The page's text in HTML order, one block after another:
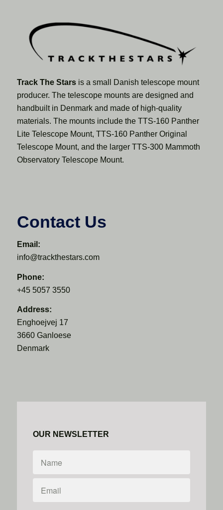
Track The Starsis a small Danish telescope mount
producer. The telescope mounts are designed and
handbuilt in Denmark and made of high-quality
materials. The mounts include the TTS-160 Panther
Lite Telescope Mount, TTS-160 Panther Original
Telescope Mount, and the larger TTS-300 Mammoth
Observatory Telescope Mount.
Contact Us
Email:
info@trackthestars.com
Phone:
+45 5057 3550
Address:
Enghoejvej 17
3660 Ganloese
Denmark
OUR NEWSLETTER